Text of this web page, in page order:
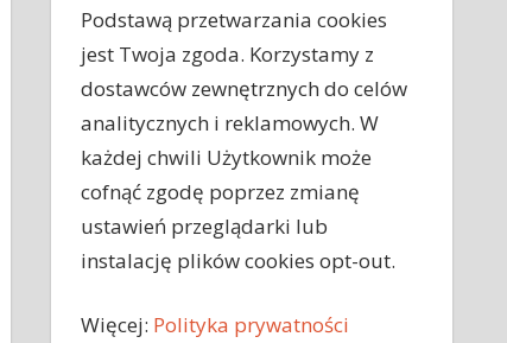
Podstawą przetwarzania cookies
jest Twoja zgoda. Korzystamy z
dostawców zewnętrznych do celów
analitycznych i reklamowych. W
każdej chwili Użytkownik może
cofnąć zgodę poprzez zmianę
ustawień przeglądarki lub
instalację plików cookies opt-out.
Więcej: Polityka prywatności